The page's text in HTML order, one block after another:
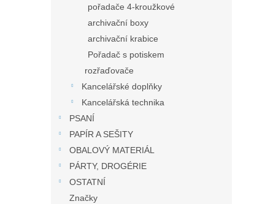
pořadače 4-kroužkové
archivační boxy
archivační krabice
Pořadač s potiskem
rozřaďovače
Kancelářské doplňky
Kancelářská technika
PSANÍ
PAPÍR A SEŠITY
OBALOVÝ MATERIÁL
PÁRTY, DROGÉRIE
OSTATNÍ
Značky